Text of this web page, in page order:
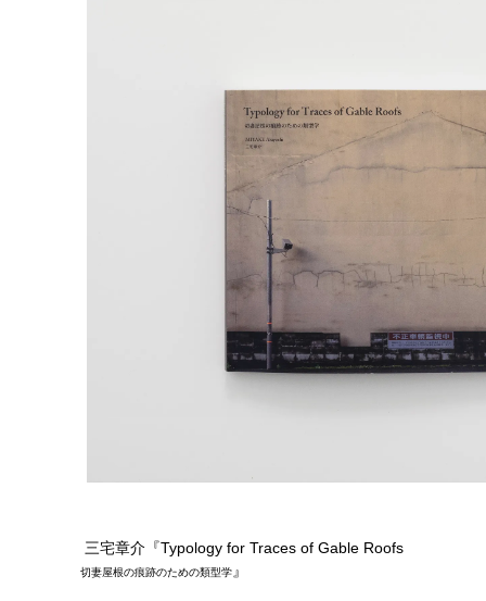
三宅章介『Typology for Traces of Gable Roofs
切妻屋根の痕跡のための類型学 』